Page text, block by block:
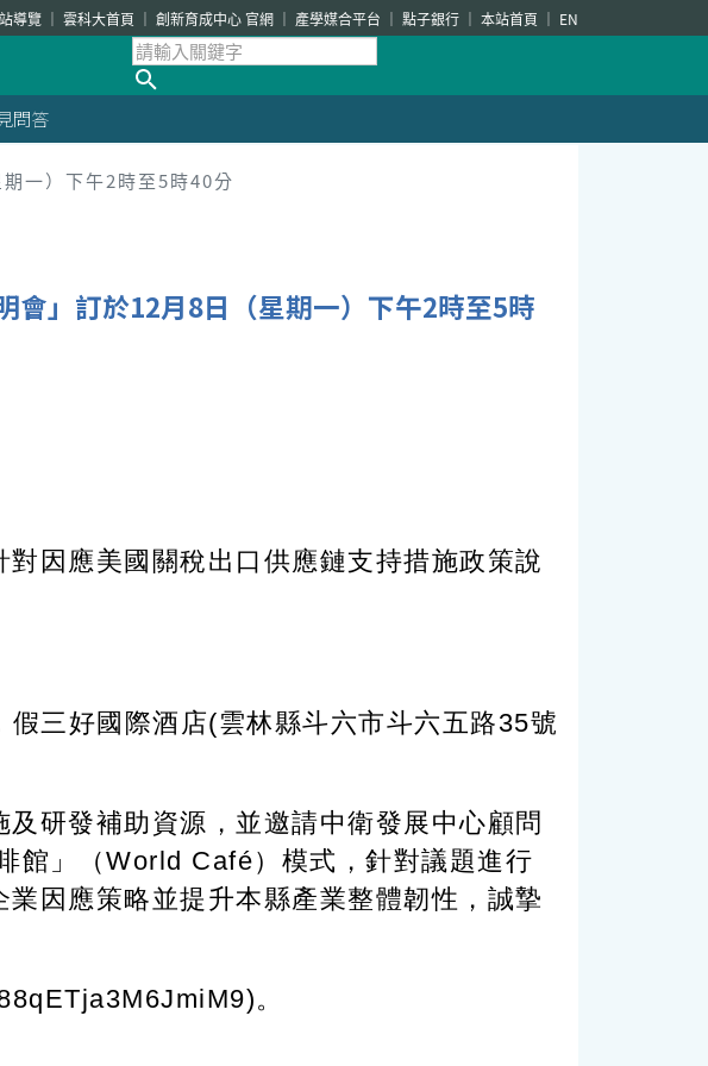
導覽 雲科大首頁 創新育成中心 官網 產學媒合平台 點子銀行 本站首頁 EN
問答
一）下午2時至5時40分
會」訂於12月8日（星期一）下午2時至5時
因應美國關稅出口供應鏈支持措施政策說
三好國際酒店(雲林縣斗六市斗六五路35號
研發補助資源，並邀請中衛發展中心顧問
館」（World Café）模式，針對議題進行
因應策略並提升本縣產業整體韌性，誠摯
。